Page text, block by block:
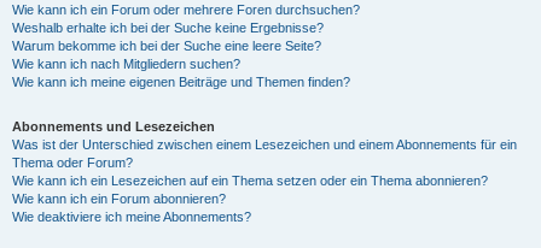
Wie kann ich ein Forum oder mehrere Foren durchsuchen?
Weshalb erhalte ich bei der Suche keine Ergebnisse?
Warum bekomme ich bei der Suche eine leere Seite?
Wie kann ich nach Mitgliedern suchen?
Wie kann ich meine eigenen Beiträge und Themen finden?
Abonnements und Lesezeichen
Was ist der Unterschied zwischen einem Lesezeichen und einem Abonnements für ein
Thema oder Forum?
Wie kann ich ein Lesezeichen auf ein Thema setzen oder ein Thema abonnieren?
Wie kann ich ein Forum abonnieren?
Wie deaktiviere ich meine Abonnements?